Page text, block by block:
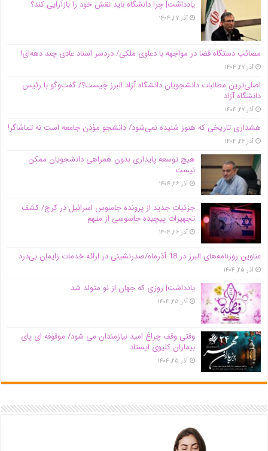
یادداشت| چرا دانشگاه باید نقش خود را بازآرایی کند؟
آذر ۲۷, ۱۴۰۴
مصائب دستگاه قضا در مواجهه با دعاوی ملکی/ دردسر اسناد عادی چند‌ دهه‌ای!
آذر ۲۷, ۱۴۰۴
اصلی‌ترین مطالبات دانشجویان دانشگاه آزاد البرز چیست؟/ گفت‌وگو با رئیس
دانشگاه آز‌اد
آذر ۲۷, ۱۴۰۴
هشداری تاریخی که هنوز شنیده نمی‌شود/ دانشجو مؤذن جامعه است نه تماشاگر!
آذر ۲۶, ۱۴۰۴
هیچ توسعه پایداری بدون همراهی دانشجویان ممکن
نیست
آذر ۲۶, ۱۴۰۴
جزئیات جدید از پرونده جاسوس اسرائیل در کرج/‌ کشف
تجهیزات پیچیده جاسوسی از متهم
آذر ۲۶, ۱۴۰۴
عناوین روزنامه‌های البرز در ‌18 آذرماه/صدرنشینی در ارائه خدمات زایمان بی‌درد
آذر ۲۵, ۱۴۰۴
یادداشت| روزی که جهان از نو متولد شد
آذر ۲۵, ۱۴۰۴
وقتی وقف چراغ امید نیازمندان می شود/ موقوفه ای پای
بیماران کلیوی ایستاد
آذر ۲۵, ۱۴۰۴